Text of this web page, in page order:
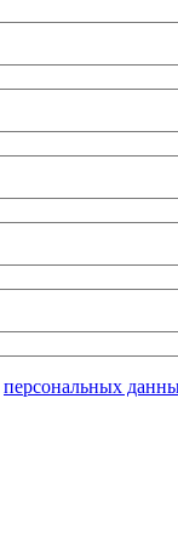
персональных